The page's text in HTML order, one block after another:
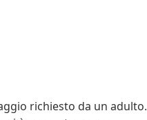
richiesto da un adulto.